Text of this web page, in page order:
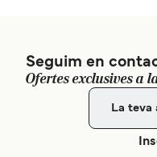
Seguim en
Ofertes exclusives a